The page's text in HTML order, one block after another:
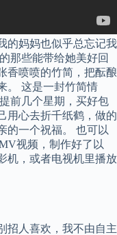
的妈妈也似乎总忘记我
那些能带给她美好回
香喷喷的竹简，把酝酿
。 这是一封竹简情
前几个星期，买好包
用心去折千纸鹤，做的
的一个祝福。 也可以
视频，制作好了以
机，或者电视机里播放
招人喜欢，我不由自主